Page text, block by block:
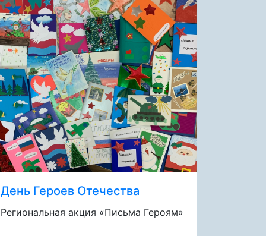
День Героев Отечества
Региональная акция «Письма Героям»